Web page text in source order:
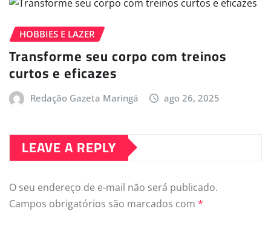
HOBBIES E LAZER
Transforme seu corpo com treinos
curtos e eficazes
Redação Gazeta Maringá ago 26, 2025
LEAVE A REPLY
O seu endereço de e-mail não será publicado.
Campos obrigatórios são marcados com *